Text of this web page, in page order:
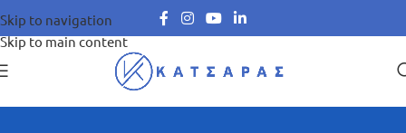
Skip to navigation
Skip to main content